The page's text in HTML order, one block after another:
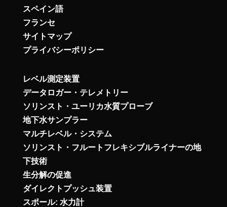
スペイン語
フランセ
サイトマップ
プライバシーポリシー
レベル測定装置
データロガー・テレメトリー
ソリンスト・ユーリカ水質プローブ
地下水サンプラー
マルチレベル・システム
ソリンスト・フルートフレキシブルライナーの地
下技術
生分解の促進
ダイレクトプッシュ装置
スポール: 水力計